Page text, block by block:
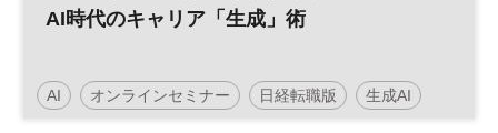
AI時代のキャリア「生成」術
AI オンラインセミナー 日経転職版 生成AI